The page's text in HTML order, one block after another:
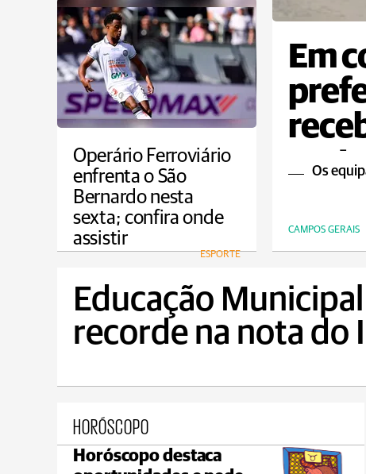
Em
Os
CAMPOS GERAIS
Operário Ferroviário
enfrenta o São
Bernardo nesta
sexta; confira onde
assistir
ESPORTE
Educação
recorde na nota do
HORÓSCOPO
Horóscopo destaca